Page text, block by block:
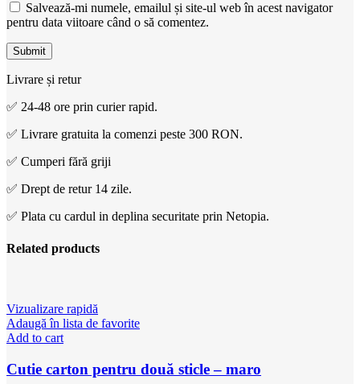
Salvează-mi numele, emailul și site-ul web în acest navigator
pentru data viitoare când o să comentez.
Livrare și retur
✅ 24-48 ore prin curier rapid.
✅ Livrare gratuita la comenzi peste 300 RON.
✅ Cumperi fără griji
✅ Drept de retur 14 zile.
✅ Plata cu cardul in deplina securitate prin Netopia.
Related products
Vizualizare rapidă
Adaugă în lista de favorite
Add to cart
Cutie carton pentru două sticle – maro